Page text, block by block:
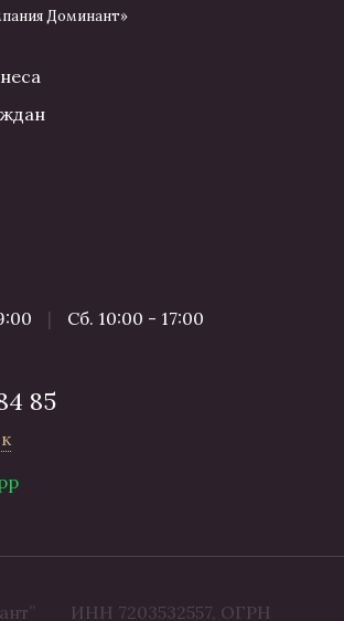
Доминант»
|
Сб. 10:00 - 17:00
85
ИНН 7203532557, ОГРН